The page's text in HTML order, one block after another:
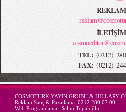
REKLAM
İLETİŞİM
TEL: (0212)
FAX: (0212)
-->
COSMOTURK YAYIN GRUBU & HILLARY
Reklam Satış & Pazarlama: 0212 280 07 00
Web Programlama : Selim Topaloğlu